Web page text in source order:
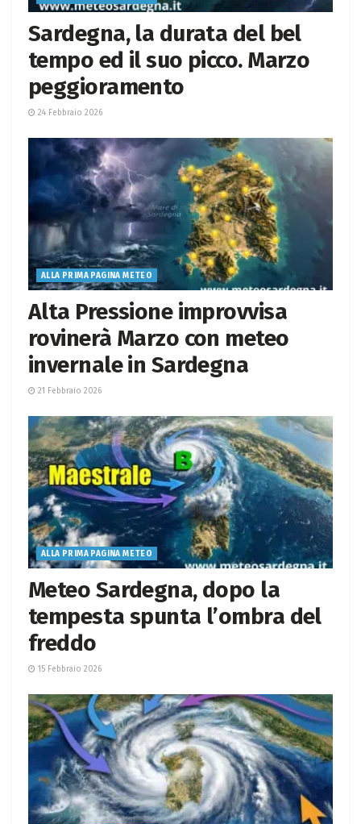
Sardegna, la durata del bel
tempo ed il suo picco. Marzo
peggioramento
24 Febbraio 2026
ALLA PRIMA PAGINA METEO
Alta Pressione improvvisa
rovinerà Marzo con meteo
invernale in Sardegna
21 Febbraio 2026
ALLA PRIMA PAGINA METEO
Meteo Sardegna, dopo la
tempesta spunta l’ombra del
freddo
15 Febbraio 2026